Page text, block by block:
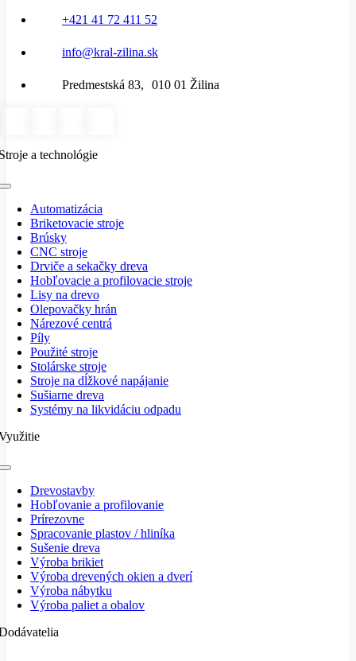
+421 41 72 411 52
info@kral-zilina.sk
Predmestská 83, 010 01 Žilina
a technológie
Toggle
NavigationAutomatizácia
Briketovacie stroje
Brúsky
CNC stroje
Drviče a sekačky dreva
Hobľovacie a profilovacie stroje
Lisy na drevo
Olepovačky hrán
Nárezové centrá
Píly
Použité stroje
Stolárske stroje
Stroje na dĺžkové napájanie
Sušiarne dreva
Systémy na likvidáciu odpadu
Toggle
NavigationDrevostavby
Hobľovanie a profilovanie
Prírezovne
Spracovanie plastov / hliníka
Sušenie dreva
Výroba brikiet
Výroba drevených okien a dverí
Výroba nábytku
Výroba paliet a obalov